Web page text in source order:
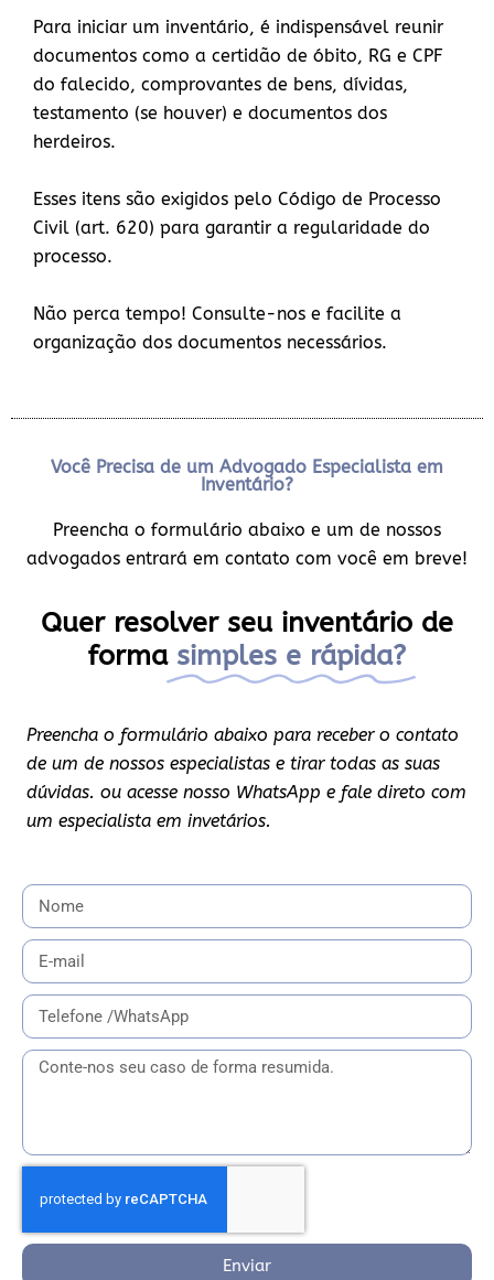
Para iniciar um inventário, é indispensável reunir
documentos como a certidão de óbito, RG e CPF
do falecido, comprovantes de bens, dívidas,
testamento (se houver) e documentos dos
herdeiros.
Esses itens são exigidos pelo Código de Processo
Civil (art. 620) para garantir a regularidade do
processo.
Não perca tempo! Consulte-nos e facilite a
organização dos documentos necessários.
Você Precisa de um Advogado Especialista em
Inventário?
Preencha o formulário abaixo e um de nossos
advogados entrará em contato com você em breve!
Quer resolver seu inventário de
forma simples e rápida?
Preencha o formulário abaixo para receber o contato
de um de nossos especialistas e tirar todas as suas
dúvidas. ou acesse nosso WhatsApp e fale direto com
um especialista em invetários.
Enviar